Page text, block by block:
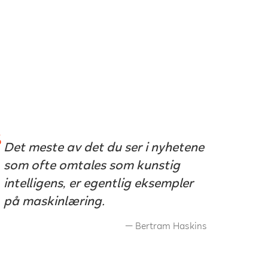
Det meste av det du ser i nyhetene
som ofte omtales som kunstig
intelligens, er egentlig eksempler
på maskinlæring.
Bertram Haskins